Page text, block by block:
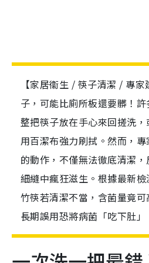
【家居衞生 / 筷子清潔 / 專
子，可能比廁所板還要髒！
整把筷子放在手心來回搓洗
用百潔布強力刷拭。然而，
的動作，不僅無法徹底清潔
細縫中瘋狂滋生。根據最新
竹筷若清潔不當，含菌量竟可
長期誤用恐將病菌「吃下肚」